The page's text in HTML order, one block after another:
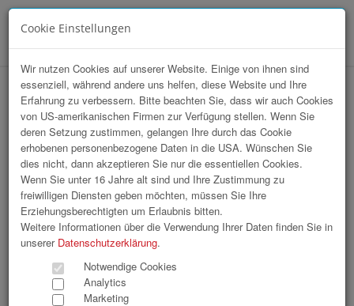
hr-lounge Mitte zu Gast bei dm
drogeriemarkt GmbH
Cookie Einstellungen
Wir nutzen Cookies auf unserer Website. Einige von ihnen sind
essenziell, während andere uns helfen, diese Website und Ihre
Erfahrung zu verbessern. Bitte beachten Sie, dass wir auch Cookies
von US-amerikanischen Firmen zur Verfügung stellen. Wenn Sie
deren Setzung zustimmen, gelangen Ihre durch das Cookie
erhobenen personenbezogene Daten in die USA. Wünschen Sie
dies nicht, dann akzeptieren Sie nur die essentiellen Cookies.
Wenn Sie unter 16 Jahre alt sind und Ihre Zustimmung zu
freiwilligen Diensten geben möchten, müssen Sie Ihre
Erziehungsberechtigten um Erlaubnis bitten.
Weitere Informationen über die Verwendung Ihrer Daten finden Sie in
unserer Datenschutzerklärung.
Notwendige Cookies
Analytics
Marketing